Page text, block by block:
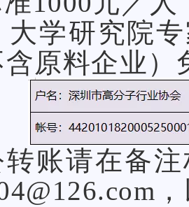
大学研究院
原料企业）
账请在备